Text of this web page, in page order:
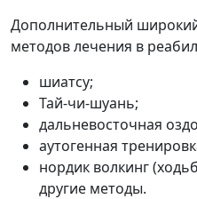
Дополнительный
методов лечения в
шиатсу;
Тай-чи-шуань;
дальневосточная
аутогенная
нордик волкинг
другие методы.